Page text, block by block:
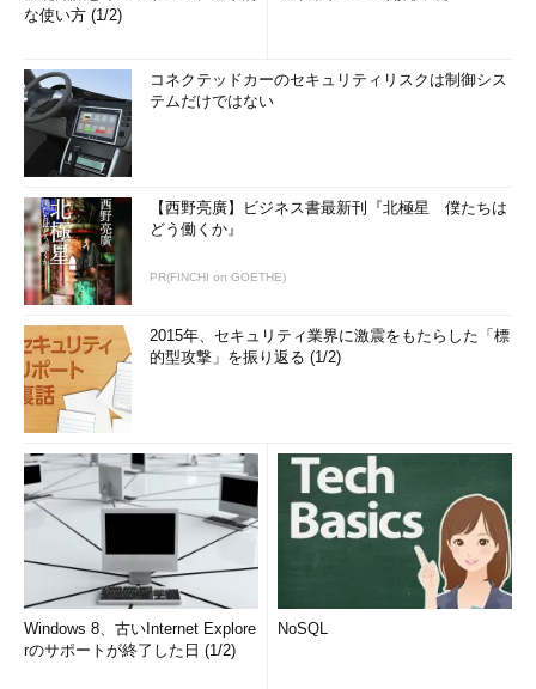
この「すりかえ」ができることはシェルスクリプトの基本とな
トなどを駆使し、ある機能を組みあげていくものなのです。
では、それはperlなどのスクリプト言語とどう違うのでしょう
か？。Perlはすばらしいスクリプト言語で、世界でいちばん使わ
れているといっても過言ではありません。これまでの例でやった
ようなことは当然すべてPerlでも実現できます。ただ、Perlでな
にかをやりたいときは、ほとんどすべてを「Perlの言葉」で表現
しなくてはなりません（もちろんPerlでも外部コマンドの起動は
できます）。
一方シェルスクリプトでは、それぞれ独立したプログラムを組
み合わせていきます。標準入出力型のプログラムであれば、ここ
で紹介したリダイレクトとパイプを使って自由に組み合わせるこ
とができますし、そうでなくても、そのコマンドを実行するだけ
のことも当然できます。
もしあなたが新しい標準入出力型のプログラムを作ったとしま
しょう。そのコマンドにはまだ並べ替え機能がなかったとしま
す。その場合であっても、シェルスクリプトであれば、以下のよ
うに簡単に、結果を並べ替えて表示する機能を実現できます。
$ my_program | sort
な使い方 (1/2)
コネクテッドカーのセキュリティリスクは制御シス
テムだけではない
【西野亮廣】ビジネス書最新刊『北極星 僕たちは
どう働くか』
PR(FINCHI on GOETHE)
2015年、セキュリティ業界に激震をもたらした「標
的型攻撃」を振り返る (1/2)
Windows 8、古いInternet Explore
rのサポートが終了した日 (1/2)
NoSQL